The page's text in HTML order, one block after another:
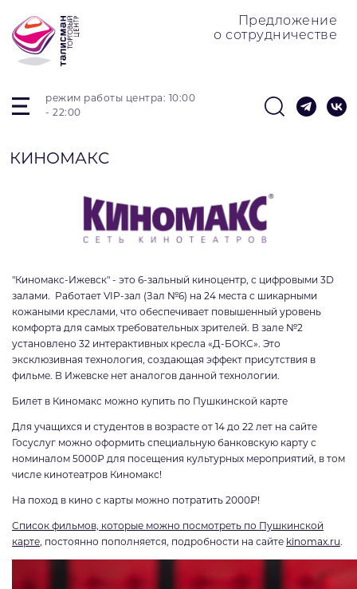
режим работы центра: 10:00
- 22:00
Предложение
о сотрудничестве
КИНОМАКС
"Киномакс-Ижевск" - это 6-зальный киноцентр, с цифровыми 3D
залами. Работает VIP-зал (Зал №6) на 24 места с шикарными
кожаными креслами, что обеспечивает повышенный уровень
комфорта для самых требовательных зрителей. В зале №2
установлено 32 интерактивных кресла «Д-БОКС». Это
эксклюзивная технология, создающая эффект присутствия в
фильме. В Ижевске нет аналогов данной технологии.
Билет в Киномакс можно купить по Пушкинской карте
Для учащихся и студентов в возрасте от 14 до 22 лет на сайте
Госуслуг можно оформить специальную банковскую карту с
номиналом 5000₽ для посещения культурных мероприятий, в том
числе кинотеатров Киномакс!
На поход в кино с карты можно потратить 2000₽!
Список фильмов, которые можно посмотреть по Пушкинской
карте, постоянно пополняется, подробности на сайте kinomax.ru.